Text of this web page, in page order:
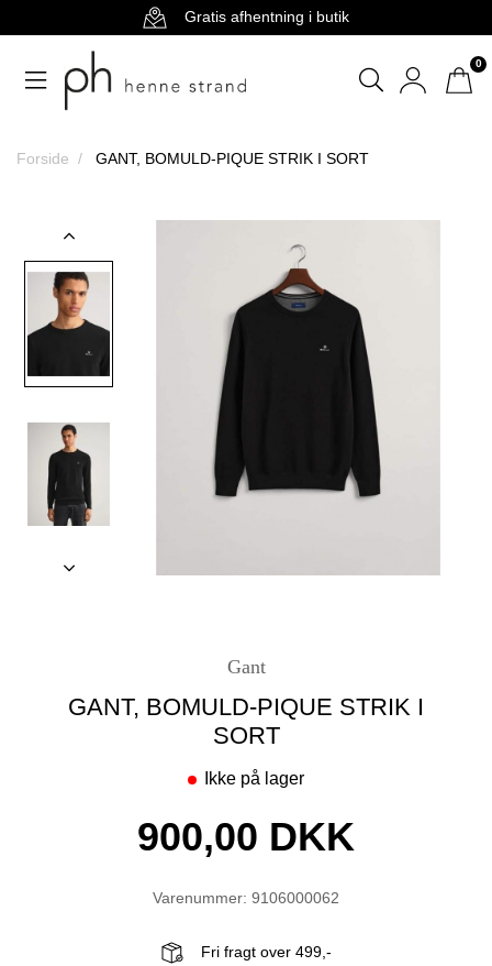
Gratis afhentning i butik
0
Forside GANT, BOMULD-PIQUE STRIK I SORT
Gant
GANT, BOMULD-PIQUE STRIK I
SORT
Ikke på lager
900,00 DKK
Varenummer: 9106000062
Fri fragt over 499,-